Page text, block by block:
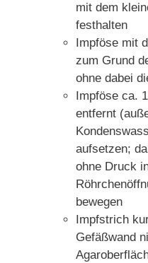
mit dem
festhalten
Impföse mit
zum Grund
ohne dabei
Impföse ca.
entfernt
aufsetzen;
ohne Druck
bewegen
Impfstrich
Gefäßwand